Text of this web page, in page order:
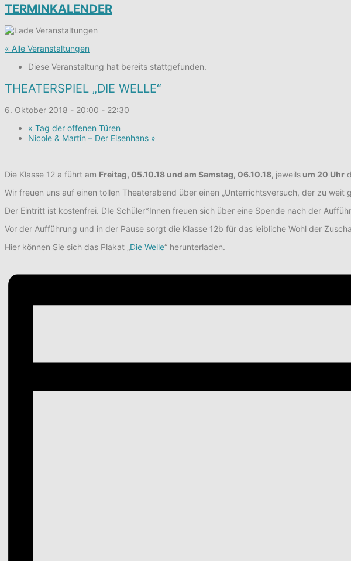
TERMINKALENDER
« Alle Veranstaltungen
Diese Veranstaltung hat bereits stattgefunden.
THEATERSPIEL „DIE WELLE“
6. Oktober 2018 - 20:00 - 22:30
« Tag der offenen Türen
Nicole & Martin – Der Eisenhans »
Die Klasse 12 a führt am Freitag, 05.10.18 und am Samstag, 06.10.18, jeweils um 20 Uhr
Wir freuen uns auf einen tollen Theaterabend über einen „Unterrichtsversuch, der zu weit
Der Eintritt ist kostenfrei. DIe Schüler*Innen freuen sich über eine Spende nach der
Vor der Aufführung und in der Pause sorgt die Klasse 12b für das leibliche Wohl der
Hier können Sie sich das Plakat „ Die Welle“ herunterladen.